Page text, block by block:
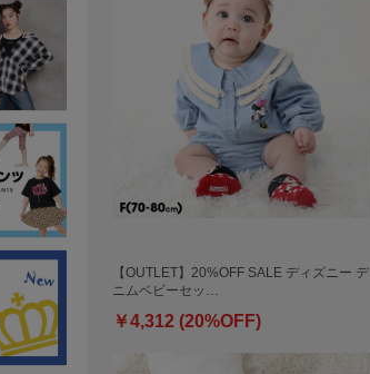
【OUTLET】20%OFF SALE ディズニー デ
ニムベビーセッ…
￥4,312 (20%OFF)